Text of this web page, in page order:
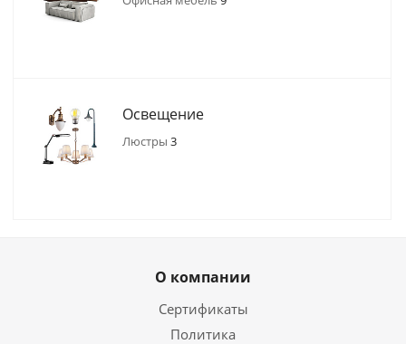
Освещение
Люстры 3
О компании
Сертификаты
Политика